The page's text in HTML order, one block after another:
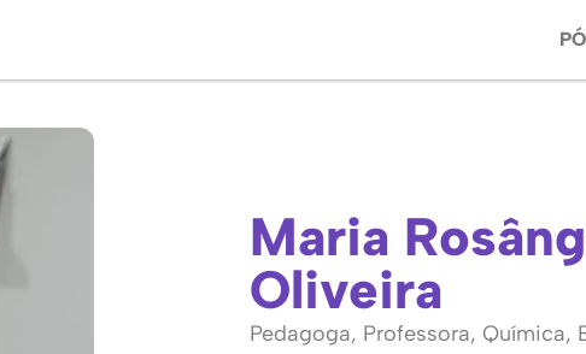
Maria
Oliveira
Pedagoga, Professora, Química,